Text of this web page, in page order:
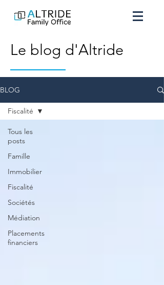
Le blog d'Altride
BLOG
Tous les
posts
Famille
Immobilier
Fiscalité
Sociétés
Médiation
Placements
financiers
Fiscalité